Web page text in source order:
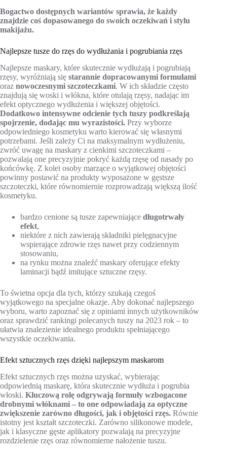
Bogactwo dostępnych wariantów sprawia, że każdy
znajdzie coś dopasowanego do swoich oczekiwań i stylu
makijażu.
Najlepsze tusze do rzęs do wydłużania i pogrubiania rzęs
Najlepsze maskary, które skutecznie wydłużają i pogrubiają
rzęsy, wyróżniają się starannie dopracowanymi formułami
oraz nowoczesnymi szczoteczkami. W ich składzie często
znajdują się woski i włókna, które otulają rzęsy, nadając im
efekt optycznego wydłużenia i większej objętości.
Dodatkowo intensywne odcienie tych tuszy podkreślają
spojrzenie, dodając mu wyrazistości. Przy wyborze
odpowiedniego kosmetyku warto kierować się własnymi
potrzebami. Jeśli zależy Ci na maksymalnym wydłużeniu,
zwróć uwagę na maskary z cienkimi szczoteczkami –
pozwalają one precyzyjnie pokryć każdą rzęsę od nasady po
końcówkę. Z kolei osoby marzące o wyjątkowej objętości
powinny postawić na produkty wyposażone w gęstsze
szczoteczki, które równomiernie rozprowadzają większą ilość
kosmetyku.
bardzo cenione są tusze zapewniające długotrwały
efekt,
niektóre z nich zawierają składniki pielęgnacyjne
wspierające zdrowie rzęs nawet przy codziennym
stosowaniu,
na rynku można znaleźć maskary oferujące efekty
laminacji bądź imitujące sztuczne rzęsy.
To świetna opcja dla tych, którzy szukają czegoś
wyjątkowego na specjalne okazje. Aby dokonać najlepszego
wyboru, warto zapoznać się z opiniami innych użytkowników
oraz sprawdzić rankingi polecanych tuszy na 2023 rok – to
ułatwia znalezienie idealnego produktu spełniającego
wszystkie oczekiwania.
Efekt sztucznych rzęs dzięki najlepszym maskarom
Efekt sztucznych rzęs można uzyskać, wybierając
odpowiednią maskarę, która skutecznie wydłuża i pogrubia
włoski. Kluczową rolę odgrywają formuły wzbogacone
drobnymi włóknami – to one odpowiadają za optyczne
zwiększenie zarówno długości, jak i objętości rzęs. Równie
istotny jest kształt szczoteczki. Zarówno silikonowe modele,
jak i klasyczne gęste aplikatory pozwalają na precyzyjne
rozdzielenie rzęs oraz równomierne nałożenie tuszu.